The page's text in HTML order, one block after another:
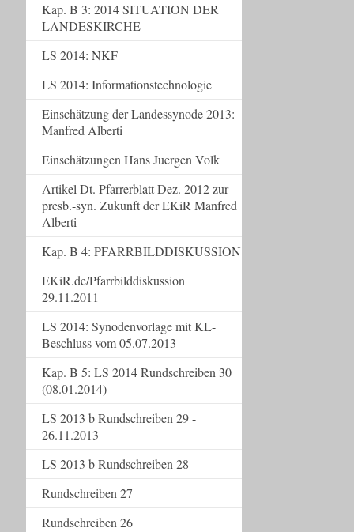
Kap. B 3: 2014 SITUATION DER
LANDESKIRCHE
LS 2014: NKF
LS 2014: Informationstechnologie
Einschätzung der Landessynode 2013:
Manfred Alberti
Einschätzungen Hans Juergen Volk
Artikel Dt. Pfarrerblatt Dez. 2012 zur
presb.-syn. Zukunft der EKiR Manfred
Alberti
Kap. B 4: PFARRBILDDISKUSSION
EKiR.de/Pfarrbilddiskussion
29.11.2011
LS 2014: Synodenvorlage mit KL-
Beschluss vom 05.07.2013
Kap. B 5: LS 2014 Rundschreiben 30
(08.01.2014)
LS 2013 b Rundschreiben 29 -
26.11.2013
LS 2013 b Rundschreiben 28
Rundschreiben 27
Rundschreiben 26